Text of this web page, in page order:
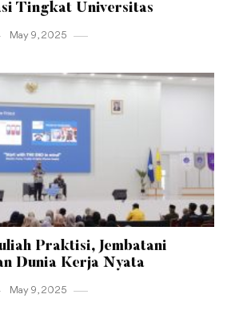
Tingkat Universitas
May 9 , 2025
Praktisi, Jembatani
Dunia Kerja Nyata
May 9 , 2025